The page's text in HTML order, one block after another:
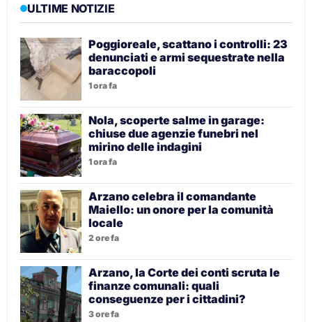
ULTIME NOTIZIE
Poggioreale, scattano i controlli: 23
denunciati e armi sequestrate nella
baraccopoli
1 ora fa
Nola, scoperte salme in garage:
chiuse due agenzie funebri nel
mirino delle indagini
1 ora fa
Arzano celebra il comandante
Maiello: un onore per la comunità
locale
2 ore fa
Arzano, la Corte dei conti scruta le
finanze comunali: quali
conseguenze per i cittadini?
3 ore fa